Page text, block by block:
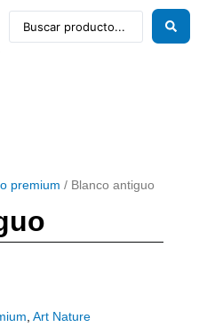
premium / Blanco antiguo
Art Nature